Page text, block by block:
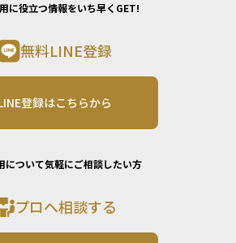
に役立つ情報をいち早くGET!
無料LINE登録
登録はこちらから
について気軽にご相談したい方
プロへ相談する